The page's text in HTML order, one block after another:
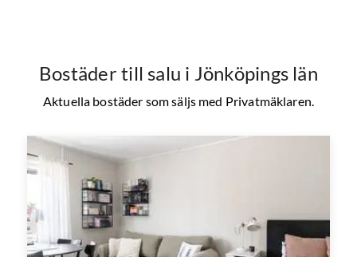
Bostäder till salu i Jönköpings län
Aktuella bostäder som säljs med Privatmäklaren.